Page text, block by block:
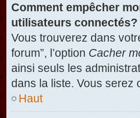
Comment empêcher
utilisateurs connectés?
Vous trouverez dans
forum”, l’option Cacher
ainsi seuls les
dans la liste. Vous serez
Haut